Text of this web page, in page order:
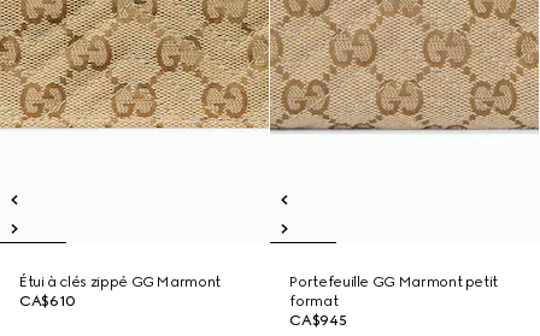
Étui à clés zippé GG Marmont
CA$610
Portefeuille GG Marmont petit
format
CA$945